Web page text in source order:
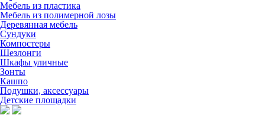
Мебель из пластика
Мебель из полимерной лозы
Деревянная мебель
Сундуки
Компостеры
Шезлонги
Шкафы уличные
Зонты
Кашпо
Подушки, аксессуары
Детские площадки